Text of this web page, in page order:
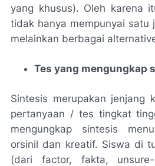
yang khusus). Oleh karena
tidak hanya mempunyai satu
melainkan berbagai
Tes yang mengungkap
Sintesis merupakan jenjang
pertanyaan / tes tingkat
mengungkap sintesis
orsinil dan kreatif. Siswa di
(dari factor, fakta,